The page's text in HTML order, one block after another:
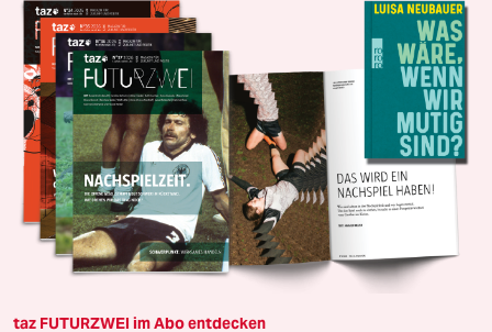
taz FUTURZWEI im Abo entdecken